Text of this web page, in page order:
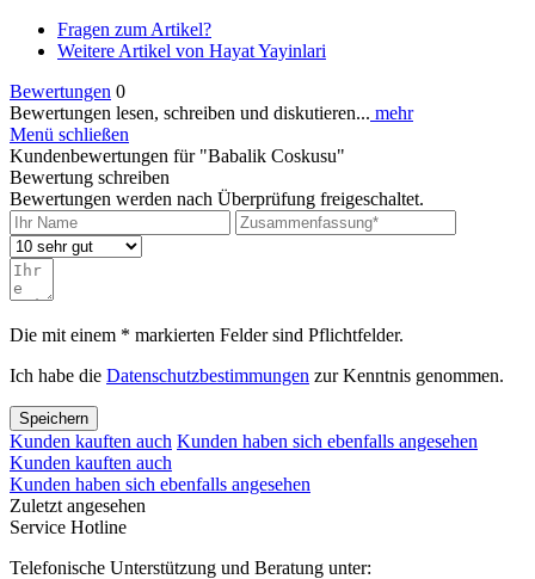
Fragen zum Artikel?
Weitere Artikel von Hayat Yayinlari
Bewertungen 0
Bewertungen lesen, schreiben und diskutieren... mehr
Menü schließen
Kundenbewertungen für "Babalik Coskusu"
Bewertung schreiben
Bewertungen werden nach Überprüfung freigeschaltet.
Die mit einem * markierten Felder sind Pflichtfelder.
Ich habe die Datenschutzbestimmungen zur Kenntnis genommen.
Speichern
Kunden kauften auch Kunden haben sich ebenfalls angesehen
Kunden kauften auch
Kunden haben sich ebenfalls angesehen
Zuletzt angesehen
Service Hotline
Telefonische Unterstützung und Beratung unter: